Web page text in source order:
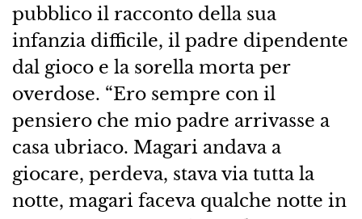
pubblico il racconto della sua
infanzia difficile, il padre dipendente
dal gioco e la sorella morta per
overdose. “Ero sempre con il
pensiero che mio padre arrivasse a
casa ubriaco. Magari andava a
giocare, perdeva, stava via tutta la
notte, magari faceva qualche notte in